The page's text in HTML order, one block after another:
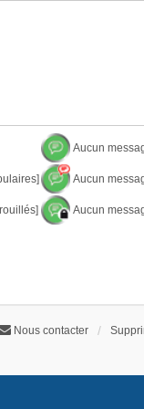
u
u
o
u
Aucun
u
s
g
n
Aucun
e
s
Aucun
Nous contacter